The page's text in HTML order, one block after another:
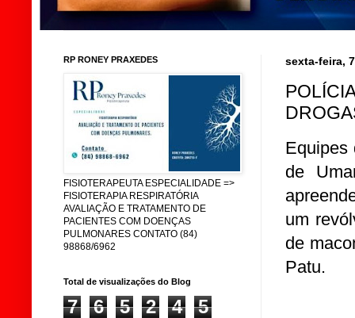
sexta-feira,
Equipes
de
um
de
Patu.
RP RONEY PRAXEDES
FISIOTERAPEUTA ESPECIALIDADE =>
FISIOTERAPIA RESPIRATÓRIA
AVALIAÇÃO E TRATAMENTO DE
PACIENTES COM DOENÇAS
PULMONARES CONTATO (84)
98868/6962
Total de visualizações do Blog
7 6 5 2 4
5